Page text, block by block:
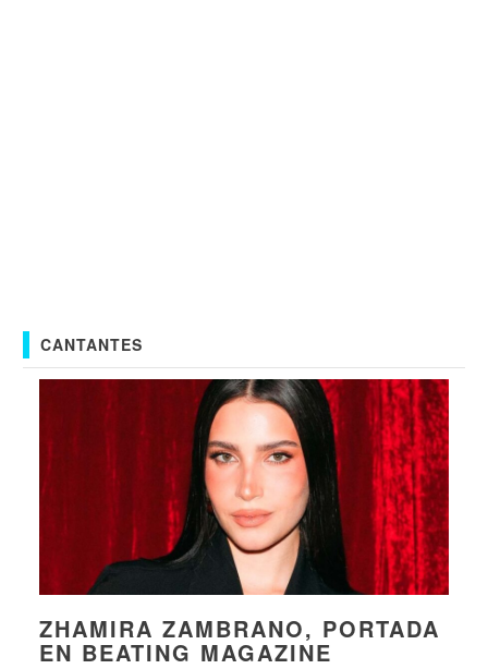
CANTANTES
ZHAMIRA ZAMBRANO, PORTADA
EN BEATING MAGAZINE